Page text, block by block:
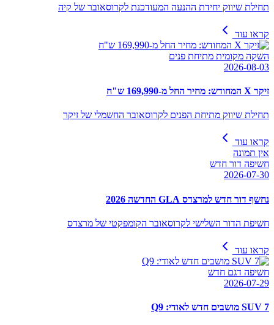
תחילת שיווק יחידת ההנעה המעודכנת לקרוסאובר של קיה
קראו עוד
השקה מקומית מתיחת פנים
2026-08-03
זיקר X המחודש: מחיר החל מ-169,990 ש"ח
תחילת שיווק מתיחת הפנים לקרוסאובר החשמלי של זיקר
קראו עוד
אין תמונה
חשיפה דור חדש
2026-07-30
נחשף דור חדש למרצדס GLA החדשה 2026
חשיפת הדור השלישי לקרוסאובר הקומפקטי של מרצדס
קראו עוד
חשיפה דגם חדש
2026-07-29
SUV 7 מושבים חדש לאודי: Q9